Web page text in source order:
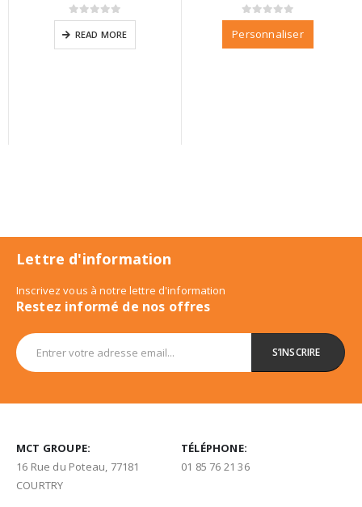
0sur 5
READ MORE
0sur 5
Personnaliser
Lettre d'information
Inscrivez vous à notre lettre d'information
Restez informé de nos offres
MCT GROUPE:
16 Rue du Poteau, 77181
COURTRY
TÉLÉPHONE:
01 85 76 21 36